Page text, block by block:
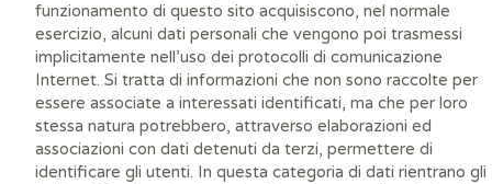
funzionamento di questo sito acquisiscono, nel normale
esercizio, alcuni dati personali che vengono poi trasmessi
implicitamente nell’uso dei protocolli di comunicazione
Internet. Si tratta di informazioni che non sono raccolte per
essere associate a interessati identificati, ma che per loro
stessa natura potrebbero, attraverso elaborazioni ed
associazioni con dati detenuti da terzi, permettere di
identificare gli utenti. In questa categoria di dati rientrano gli